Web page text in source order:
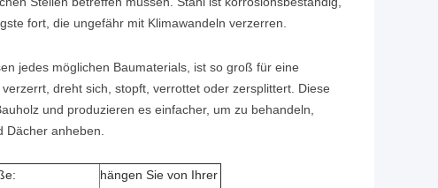
fort, die ungefähr mit Klimawandeln verzerren.
jedes möglichen Baumaterials, ist so groß für eine
dreht sich, stopft, verrottet oder zersplittert. Diese
und produzieren es einfacher, um zu behandeln,
Dächer anheben.
hängen Sie von Ihrer